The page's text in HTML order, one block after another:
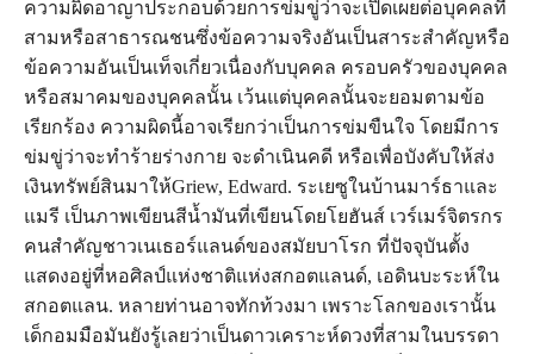
ความผิดอาญาประกอบด้วยการข่มขู่ว่าจะเปิดเผยต่อบุคคลที่
สามหรือสาธารณชนซึ่งข้อความจริงอันเป็นสาระสำคัญหรือ
ข้อความอันเป็นเท็จเกี่ยวเนื่องกับบุคคล ครอบครัวของบุคคล
หรือสมาคมของบุคคลนั้น เว้นแต่บุคคลนั้นจะยอมตามข้อ
เรียกร้อง ความผิดนี้อาจเรียกว่าเป็นการข่มขืนใจ โดยมีการ
ข่มขู่ว่าจะทำร้ายร่างกาย จะดำเนินคดี หรือเพื่อบังคับให้ส่ง
เงินทรัพย์สินมาให้Griew, Edward. ระเยซูในบ้านมาร์ธาและ
แมรี เป็นภาพเขียนสีน้ำมันที่เขียนโดยโยฮันส์ เวร์เมร์จิตรกร
คนสำคัญชาวเนเธอร์แลนด์ของสมัยบาโรก ที่ปัจจุบันตั้ง
แสดงอยู่ที่หอศิลป์แห่งชาติแห่งสกอตแลนด์, เอดินบะระห์ใน
สกอตแลน. หลายท่านอาจทักท้วงมา เพราะโลกของเรานั้น
เด็กอมมือมันยังรู้เลยว่าเป็นดาวเคราะห์ดวงที่สามในบรรดา